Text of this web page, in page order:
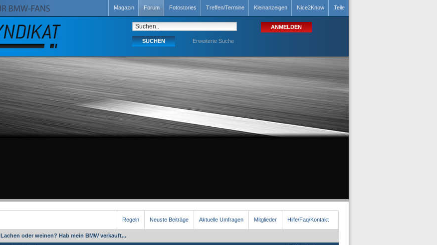
Magazin Forum Fotostories Treffen/Termine Kleinanzeigen Nice2Know Teile
Erweiterte Suche
Regeln Neuste Beiträge Aktuelle Umfragen Mitglieder Hilfe/Faq/Kontakt
Lachen oder weinen? Hab mein BMW verkauft...